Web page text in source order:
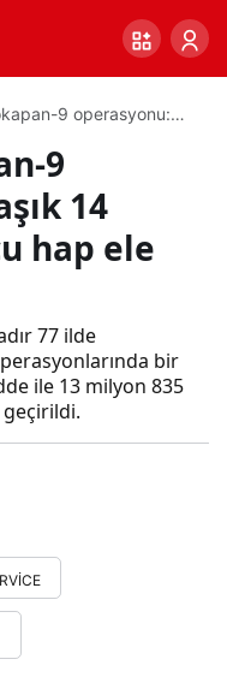
9 operasyonu:
9
14
hap ele
77 ilde
bir
ile 13 milyon 835